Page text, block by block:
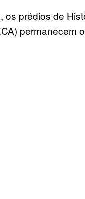
prédios de
permanecem